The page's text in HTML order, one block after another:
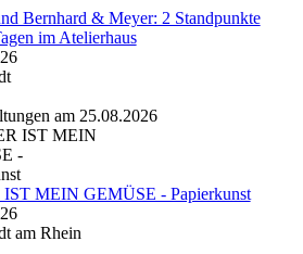
Bernhard & Meyer: 2 Standpunkte
im Atelierhaus
am 25.08.2026
IST MEIN GEMÜSE - Papierkunst
am Rhein